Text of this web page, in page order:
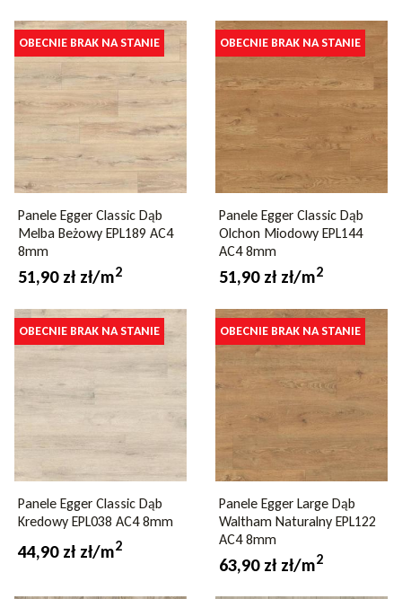
Panele Egger Classic Dąb
Melba Beżowy EPL189 AC4
8mm
51,90 zł zł/m2
OBECNIE BRAK NA STANIE
Panele Egger Classic Dąb
Olchon Miodowy EPL144
AC4 8mm
51,90 zł zł/m2
OBECNIE BRAK NA STANIE
Panele Egger Classic Dąb
Kredowy EPL038 AC4 8mm
44,90 zł zł/m2
OBECNIE BRAK NA STANIE
Panele Egger Large Dąb
Waltham Naturalny EPL122
AC4 8mm
63,90 zł zł/m2
OBECNIE BRAK NA STANIE